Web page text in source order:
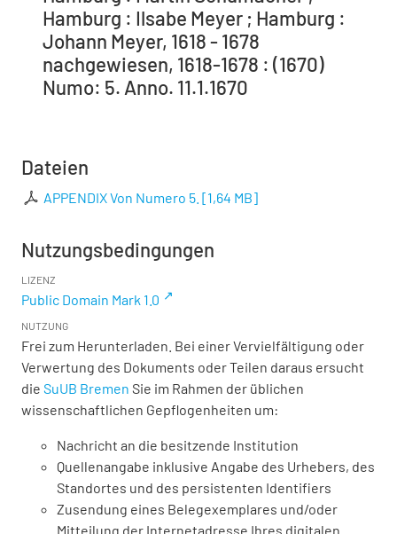
Hamburg : Ilsabe Meyer ; Hamburg :
Johann Meyer, 1618 - 1678
nachgewiesen, 1618-1678 : (1670)
Numo: 5. Anno. 11.1.1670
Dateien
APPENDIX Von Numero 5. [1,64 MB]
Nutzungsbedingungen
LIZENZ
Public Domain Mark 1.0
NUTZUNG
Frei zum Herunterladen. Bei einer Vervielfältigung oder
Verwertung des Dokuments oder Teilen daraus ersucht
die SuUB Bremen Sie im Rahmen der üblichen
wissenschaftlichen Gepflogenheiten um:
Nachricht an die besitzende Institution
Quellenangabe inklusive Angabe des Urhebers, des
Standortes und des persistenten Identifiers
Zusendung eines Belegexemplares und/oder
Mitteilung der Internetadresse Ihres digitalen